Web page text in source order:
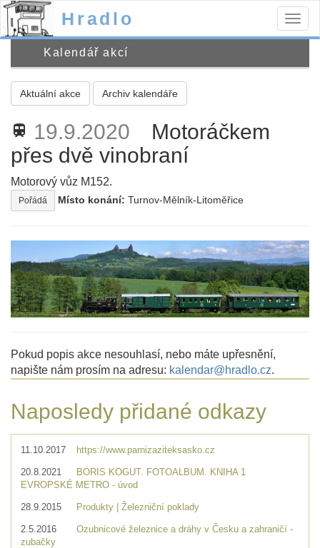
Hradlo
Kalendář akcí
Aktuální akce Archiv kalendáře
train 19.9.2020
Motoráčkem
přes dvě vinobraní
Motorový vůz M152.
Pořádá Místo konání: Turnov-Mělník-Litoměřice
Pokud popis akce nesouhlasí, nebo máte upřesnění,
napište nám prosím na adresu: kalendar@hradlo.cz.
Naposledy přidané odkazy
11.10.2017 https://www.parnizaziteksasko.cz
20.8.2021
BORIS KOGUT. FOTOALBUM. KNIHA 1
EVROPSKÉ METRO - úvod
28.9.2015 Produkty | Železniční poklady
2.5.2016
Ozubnicové železnice a dráhy v Česku a zahraničí -
zubačky